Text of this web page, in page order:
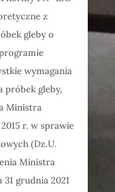
z
gleby o
wymagania
próbek gleby,
Ministra
r. w sprawie
(Dz.U.
Ministra
grudnia 2021